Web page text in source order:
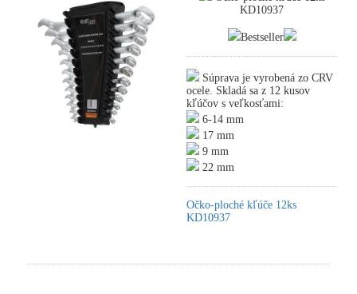
KD10937
Bestseller
Súprava je vyrobená zo CRV
ocele. Skladá sa z 12 kusov
kľúčov s veľkosťami:
6-14 mm
17 mm
9 mm
22 mm
Očko-ploché kľúče 12ks
KD10937